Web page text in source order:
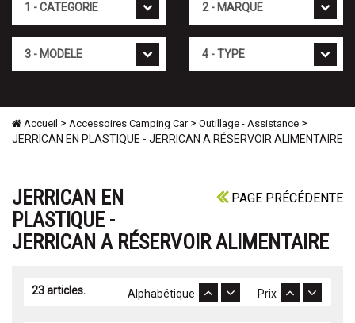
Accueil > Accessoires Camping Car> Outillage - Assistance >
JERRICAN EN PLASTIQUE - JERRICAN A RÉSERVOIR ALIMENTAIRE
PAGE PRÉCÉDENTE
JERRICAN EN
PLASTIQUE -
JERRICAN A RÉSERVOIR ALIMENTAIRE
23 articles. Prix
Alphabétique